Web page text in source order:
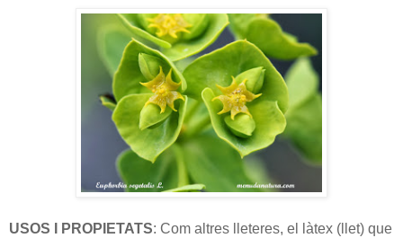
USOS I PROPIETATS: Com altres lleteres, el làtex (llet) que